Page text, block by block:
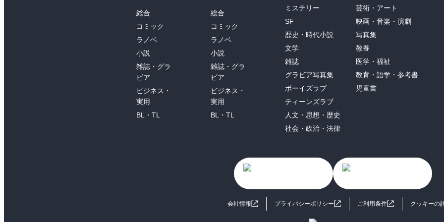
総合
コミック
ラノベ
小説
雑誌・グラ
ビア
ビジネス・
実用
BL・TL
総合
コミック
ラノベ
小説
雑誌・グラ
ビア
ビジネス・
実用
BL・TL
ミステリー
SF
歴史・時代小説
文学
雑誌
グラビア写真集
ボーイズラブ
ティーンズラブ
人文・思想・歴史
社会・政治・法律
芸術・アート
映画・音楽・演劇
写真集
教養
医学・福祉
教育・語学・参考書
児童書
会社情報 プライバシーポリシー ご利用条件 クッキーの